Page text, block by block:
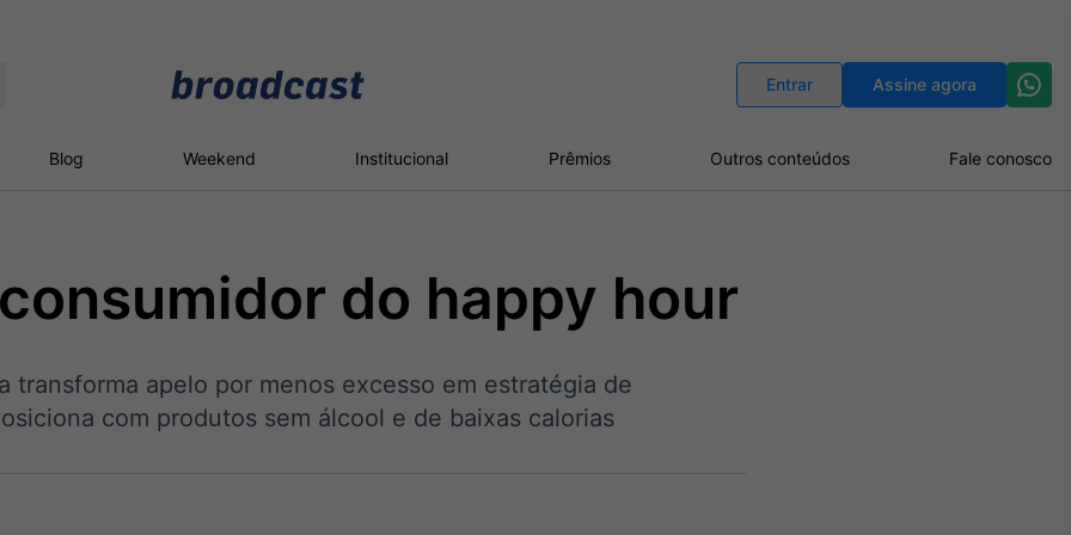
Entrar Assine agora
Blog Weekend Institucional Prêmios Outros conteúdos Fale conosco
Os bastidores da
política em tempo
real
O setor de
energia elétrica
no Brasil
Plataforma para
conteúdos
personalizados
do happy hour
transforma apelo por menos excesso em estratégia de
com produtos sem álcool e de baixas calorias